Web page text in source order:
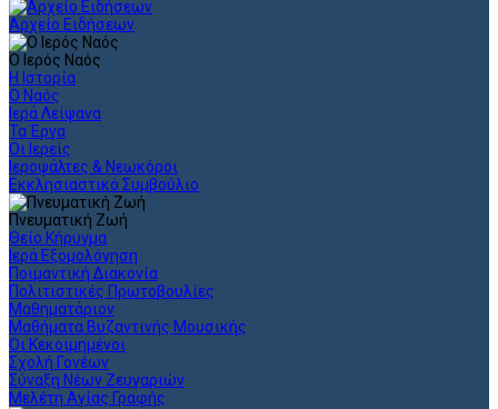
Αρχείο Ειδήσεων
Ο Ιερός Ναός
Η Ιστορία
Ο Ναός
Ιερά Λείψανα
Τα Έργα
Οι Ιερείς
Ιεροψάλτες & Νεωκόροι
Εκκλησιαστικό Συμβούλιο
Πνευματική Ζωή
Θείο Κήρυγμα
Ιερά Εξομολόγηση
Ποιμαντική Διακονία
Πολιτιστικές Πρωτοβουλίες
Μαθηματάριον
Μαθήματα Βυζαντινής Μουσικής
Οι Κεκοιμημένοι
Σχολή Γονέων
Σύναξη Νέων Ζευγαριών
Μελέτη Αγίας Γραφής